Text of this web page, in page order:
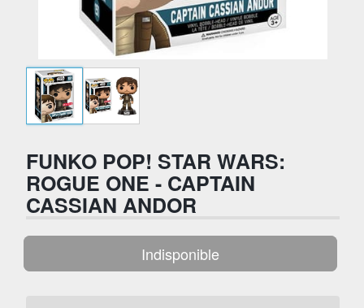
FUNKO POP! STAR WARS:
ROGUE ONE - CAPTAIN
CASSIAN ANDOR
Indisponible